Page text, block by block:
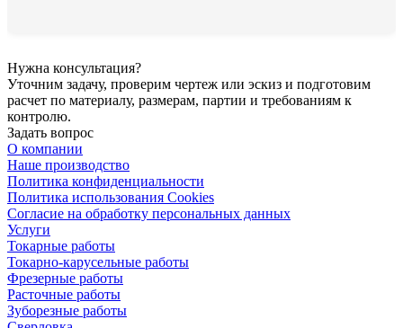
Нужна консультация?
Уточним задачу, проверим чертеж или эскиз и подготовим
расчет по материалу, размерам, партии и требованиям к
контролю.
Задать вопрос
О компании
Наше производство
Политика конфиденциальности
Политика использования Cookies
Согласие на обработку персональных данных
Услуги
Токарные работы
Токарно-карусельные работы
Фрезерные работы
Расточные работы
Зуборезные работы